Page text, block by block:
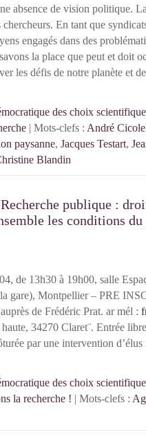
absence de vision politique.
chercheurs. En tant que
engagés dans des
la place que peut et doit
les défis de notre planète et
des choix
| Mots-clefs : André
paysanne, Jacques Testart,
Blandin
publique :
les conditions du
de 13h30 à 19h00, salle
gare), Montpellier – PRE
de Frédéric Prat. ar mél :
34270 Claret¨. Entrée
par une intervention
des choix
la recherche ! | Mots-clefs :